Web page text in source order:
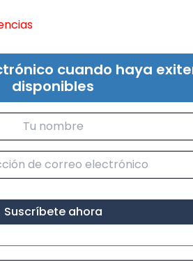
cuando haya
disponibles